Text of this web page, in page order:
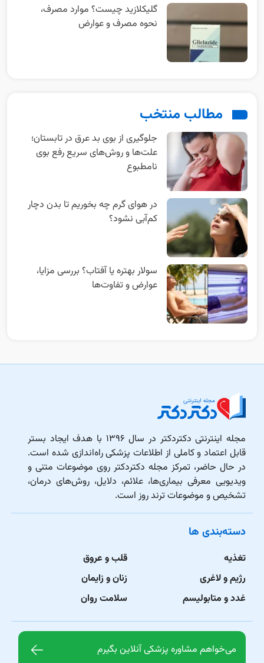
گلیکلازید چیست؟ موارد مصرف،
نحوه مصرف و عوارض
مطالب منتخب
جلوگیری از بوی بد عرق در تابستان؛
علت‌ها و روش‌های سریع رفع بوی
نامطبوع
در هوای گرم چه بخوریم تا بدن دچار
کم‌آبی نشود؟
سولار بهتره یا آفتاب؟ بررسی مزایا،
عوارض و تفاوت‌ها
مجله اینترنتی دکتردکتر در سال ۱۳۹۶ با هدف ایجاد بستر
قابل اعتماد و کاملی از اطلاعات پزشکی راه‌اندازی شده است.
در حال حاضر، تمرکز مجله دکتردکتر روی موضوعات متنی و
ویدیویی معرفی بیماری‌ها، علائم، دلایل، روش‌های درمان،
تشخیص و موضوعات ترند روز است.
دسته‌بندی ها
تغذیه
رژیم و لاغری
غدد و متابولیسم
قلب و عروق
زنان و زایمان
سلامت روان
می‌خواهم مشاوره پزشکی آنلاین بگیرم